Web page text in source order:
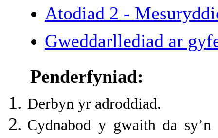
Atodiad 2 -
Gweddarllediad ar
Penderfyniad:
Derbyn yr adroddiad.
Cydnabod y gwaith da